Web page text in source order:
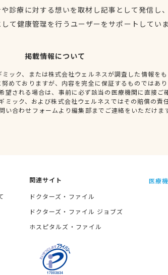
診療に対する想いを取材し記事として発信し
て健康管理を行うユーザーをサポートしてい
掲載情報について
ック、または株式会社ウェルネスが調査した情報を
めておりますが、内容を完全に保証するものではあ
望される場合は、事前に必ず該当の医療機関に直接ご
ミック、および株式会社ウェルネスではその賠償の責
い合わせフォームより編集部までご連絡をいただけま
関連サイト
ドクターズ・ファイル
ドクターズ・ファイル ジョブズ
ホスピタルズ・ファイル
医療